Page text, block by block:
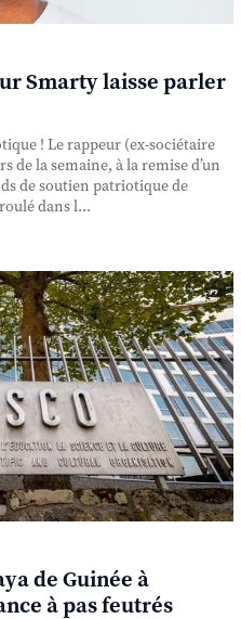
Smarty laisse parler
! Le rappeur (ex-sociétaire
de la semaine, à la remise d’un
de soutien patriotique de
dans l...
de Guinée à
à pas feutrés